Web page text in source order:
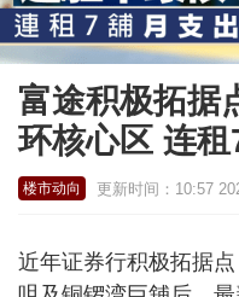
富途积极拓据
环核心区 连
楼市动向 更新时间：10:57
近年证券行积极拓据